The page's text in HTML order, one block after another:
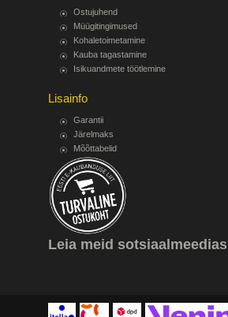
Ostujuhend
Müügitingimused
Kohaletoimetamine
Kauba tagastamine
Isikuandmete töötlemine
Lisainfo
Garantii
Järelmaks
Mõõttabelid
Leia meid sotsiaalmeedias